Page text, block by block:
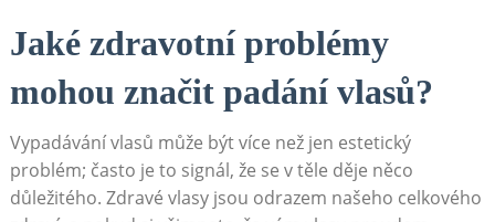
Jaké ⁣zdravotní problémy
mohou značit padání vlasů?
Vypadávání vlasů může být více ​než jen estetický
problém; často je‌ to signál, ‌že⁤ se v ⁢těle děje něco
důležitého. Zdravé vlasy jsou odrazem našeho celkového